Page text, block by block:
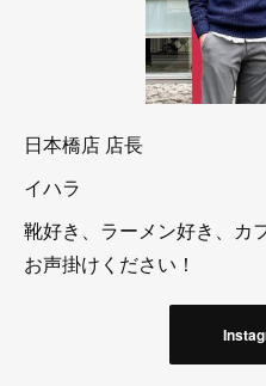
日本橋店 店長
イハラ
靴好き、ラーメン好き、カ
お声掛けください！